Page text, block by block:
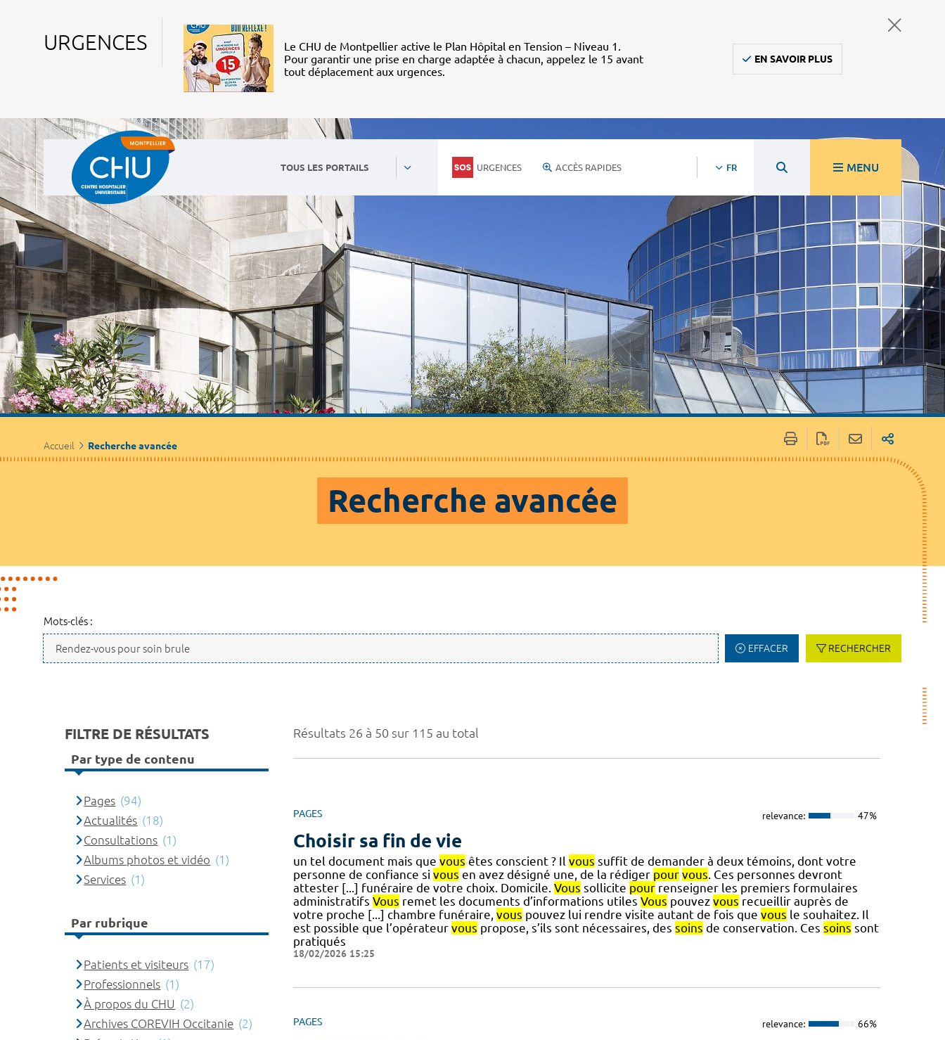
URGENCES
Le CHU de Montpellier active le Plan Hôpital en Tension – Niveau 1.
Pour garantir une prise en charge adaptée à chacun, appelez le 15 avant
tout déplacement aux urgences.
EN SAVOIR PLUS
TOUS LES PORTAILS URGENCES ACCÈS RAPIDES FR MENU
Accueil Recherche avancée
Recherche avancée
Mots-clés :
EFFACER RECHERCHER
Résultats 26 à 50 sur 115 au total
PAGES relevance: 47%
Choisir sa fin de vie
un tel document mais que vous êtes conscient ? Il vous suffit de demander à deux témoins, dont votre
personne de confiance si vous en avez désigné une, de la rédiger pour vous. Ces personnes devront
attester [...] funéraire de votre choix. Domicile. Vous sollicite pourrenseigner les premiers formulaires
administratifs Vous remet les documents d’informations utiles Vous pouvez vous recueillir auprès de
votre proche [...] chambre funéraire, vous pouvez lui rendre visite autant de fois que vous le souhaitez. Il
est possible que l’opérateur vous propose, s’ils sont nécessaires, des soins de conservation. Ces soins sont
pratiqués
18/02/2026 15:25
PAGES relevance: 66%
FILTRE DE RÉSULTATS
Par type de contenu
Pages (94)
Actualités (18)
Consultations (1)
Albums photos et vidéo (1)
Services (1)
Par rubrique
Patients et visiteurs (17)
Professionnels (1)
À propos du CHU (2)
Archives COREVIH Occitanie (2)